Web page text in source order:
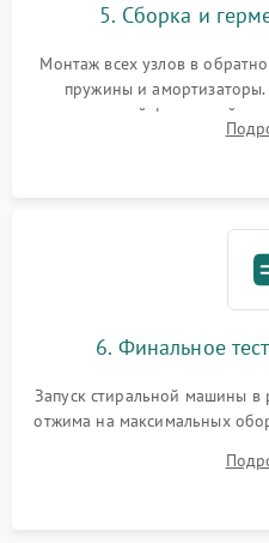
5. Сборка и
Монтаж всех узлов в
пружины и
надежной фиксацией
герметиком для
6. Финальное
Запуск стиральной машины
отжима на максимальных
корректности слива,
посторонних стуков и